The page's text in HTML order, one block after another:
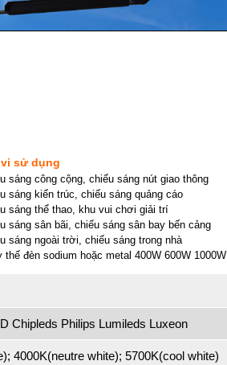
vi sử dụng
sáng công cộng, chiếu sáng nút giao thông
sáng kiến trúc, chiếu sáng quảng cáo
sáng thể thao, khu vui chơi giải trí
sáng sân bãi, chiếu sáng sân bay bến cảng
sáng ngoài trời, chiếu sáng trong nhà
thế đèn sodium hoặc metal 400W 600W 1000W
Chipleds Philips Lumileds Luxeon
4000K(neutre white); 5700K(cool white)